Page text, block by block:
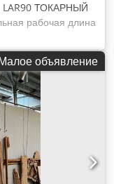
LAR90 ТОКАРНЫЙ
рабочая длина
загрузчик
объявление